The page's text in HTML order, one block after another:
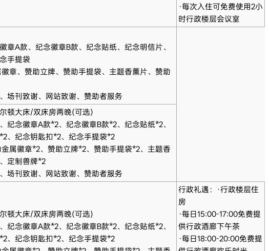
·每次入住可免费使用2小
时行政楼层会议室
章A款、纪念徽章B款、纪念贴纸、纪念明信片、
手提袋
章、赞助立牌、赞助手提袋、主题香薰片、赞助
场刊致谢、网站致谢、赞助者服务
顿大床/双床房两晚(可选)
纪念徽章A款*2、纪念徽章B款*2、纪念贴纸*2、
、纪念钥匙扣*2、纪念手提袋*2
属徽章*2、赞助立牌*2、赞助手提袋*2、主题香
定制兽牌*2
场刊致谢、网站致谢、赞助者服务
顿大床/双床房两晚(可选)
纪念徽章A款*2、纪念徽章B款*2、纪念贴纸*2、
、纪念钥匙扣*2、纪念手提袋*2
行政礼遇：·行政楼层住
房
·每日15:00-17:00免费提
供行政酒廊下午茶
·每日18:00-20:00免费提